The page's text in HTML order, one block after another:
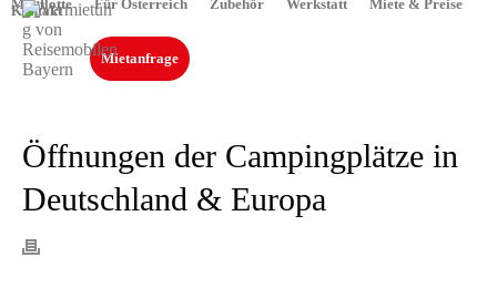
Mietflotte Für Österreich Zubehör Werkstatt Miete & Preise
Kontakt
Mietanfrage
Öffnungen der Campingplätze in
Deutschland & Europa